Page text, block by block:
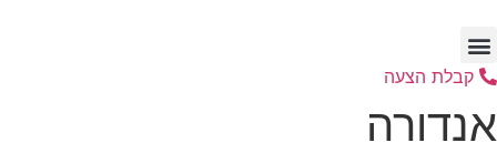
לתוכן
קבלת הצעה
אנדורה